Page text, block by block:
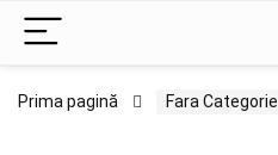
Prima pagină Fara Categorie